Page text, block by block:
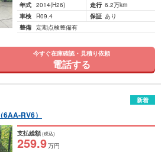
年式 2014(H26) 走行 6.2万km
車検
R09.4 保証 あり
整備 定期点検整備有
今すぐ在庫確認・見積り依頼
電話する
新着
（6AA-RV6）
支払総額(税込)
259.9万円